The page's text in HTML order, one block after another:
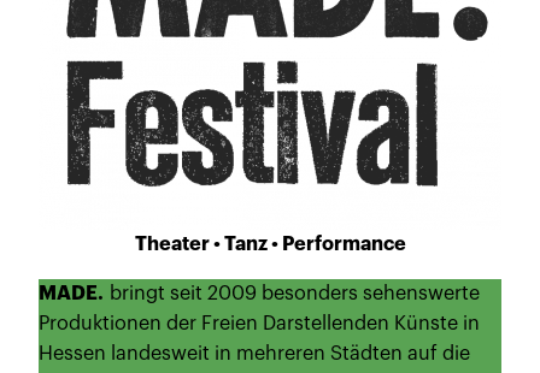
Theater • Tanz • Performance
MADE. bringt seit 2009 besonders sehenswerte
Produktionen der Freien Darstellenden Künste in
Hessen landesweit in mehreren Städten auf die